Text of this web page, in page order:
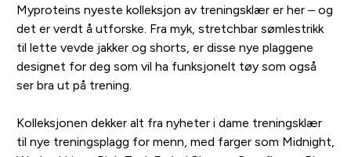
Myproteins nyeste kolleksjon av treningsklær er her – og
det er verdt å utforske. Fra myk, stretchbar sømlestrikk
til lette vevde jakker og shorts, er disse nye plaggene
designet for deg som vil ha funksjonelt tøy som også
ser bra ut på trening.
Kolleksjonen dekker alt fra nyheter i dame treningsklær
til nye treningsplagg for menn, med farger som Midnight,